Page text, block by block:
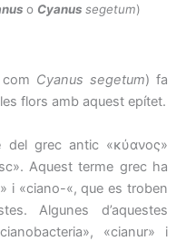
o Cyanussegetum)
Cyanus segetum) fa
flors amb aquest epítet.
del grec antic «κύανος»
Aquest terme grec ha
i «ciano-«, que es troben
Algunes d’aquestes
«cianur» i